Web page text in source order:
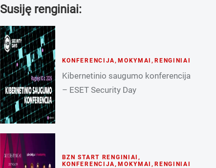
Susiję renginiai:
KONFERENCIJA, MOKYMAI, RENGINIAI
Kibernetinio saugumo konferencija
– ESET Security Day
BZN START RENGINIAI ,
KONFERENCIJA ,MOKYMAI ,RENGINIAI